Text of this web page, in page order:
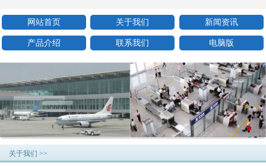
网站首页 关于我们 新闻资讯
产品介绍 联系我们 电脑版
关于我们 >>